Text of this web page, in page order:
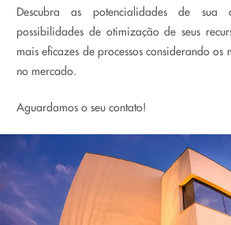
Descubra as potencialidades de sua
possibilidades de otimização de seus
mais eficazes de processos considerando os
no mercado.
Aguardamos o seu contato!